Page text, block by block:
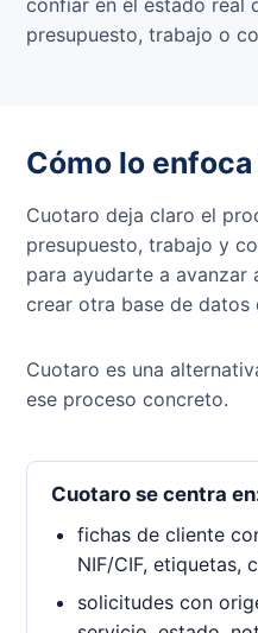
confiar en el estado real
presupuesto, trabajo o
Cómo lo
Cuotaro deja claro el
presupuesto, trabajo y
para ayudarte a avanzar
crear otra base de datos
Cuotaro es una
ese proceso concreto.
Cuotaro se centra
fichas de cliente
NIF/CIF, etiquetas,
solicitudes con